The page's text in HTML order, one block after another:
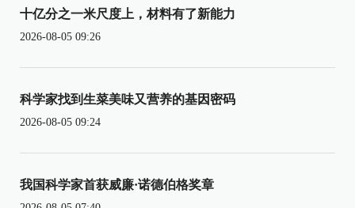
十亿分之一米尺度上，材料有了新能力
2026-08-05 09:26
科学家找到生菜美味又营养的基因密码
2026-08-05 09:24
我国科学家首获威廉·诺德伯格奖章